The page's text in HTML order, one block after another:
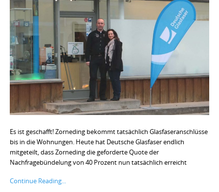
Es ist geschafft! Zorneding bekommt tatsächlich Glasfaseranschlüsse
bis in die Wohnungen. Heute hat Deutsche Glasfaser endlich
mitgeteilt, dass Zorneding die geforderte Quote der
Nachfragebündelung von 40 Prozent nun tatsächlich erreicht
Continue Reading...